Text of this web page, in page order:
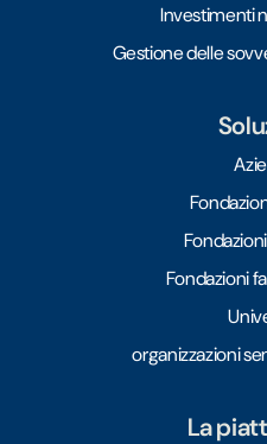
Investimenti
Gestione delle
Fondazioni
organizzazioni
La